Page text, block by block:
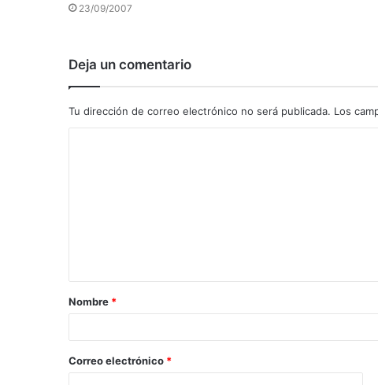
23/09/2007
Deja un comentario
Tu dirección de correo electrónico no será publicada. Los
a
r
*
Nombre *
Correo electrónico *